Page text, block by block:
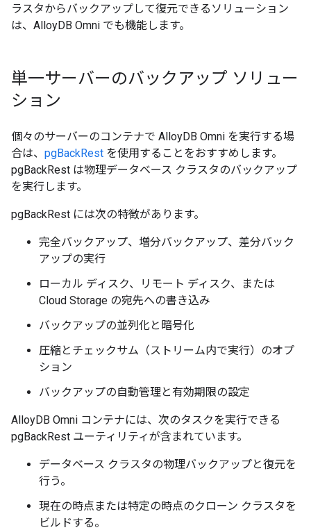
ラスタからバックアップして復元できるソリューション
は、AlloyDB Omni でも機能します。
単一サーバーのバックアップ ソリュー
ション
個々のサーバーのコンテナで AlloyDB Omni を実行する場
合は、 pgBackRest を使用することをおすすめします。
pgBackRest は物理データベース クラスタのバックアップ
を実行します。
pgBackRest には次の特徴があります。
完全バックアップ、増分バックアップ、差分バック
アップの実行
ローカル ディスク、リモート ディスク、または
Cloud Storage の宛先への書き込み
バックアップの並列化と暗号化
圧縮とチェックサム（ストリーム内で実行）のオプ
ション
バックアップの自動管理と有効期限の設定
AlloyDB Omni コンテナには、次のタスクを実行できる
pgBackRest ユーティリティが含まれています。
データベース クラスタの物理バックアップと復元を
行う。
現在の時点または特定の時点のクローン クラスタを
ビルドする。